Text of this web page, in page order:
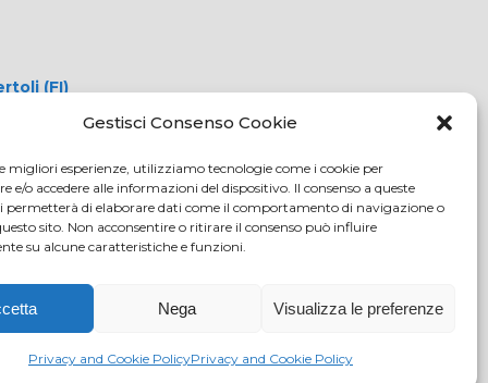
Gestisci Consenso Cookie
migliori esperienze, utilizziamo tecnologie come i cookie per
e/o accedere alle informazioni del dispositivo. Il consenso a queste
permetterà di elaborare dati come il comportamento di navigazione o
sito. Non acconsentire o ritirare il consenso può influire
su alcune caratteristiche e funzioni.
Nega Visualizza le preferenze
Privacy and Cookie PolicyPrivacy and Cookie Policy
(FI)
delle
2000) -
Euro